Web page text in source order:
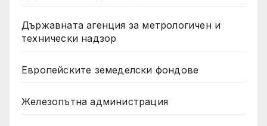
Държавната агенция за метрологичен и
технически надзор
Европейските земеделски фондове
Железопътна администрация